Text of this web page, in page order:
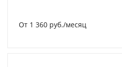
От 1 360 руб./месяц